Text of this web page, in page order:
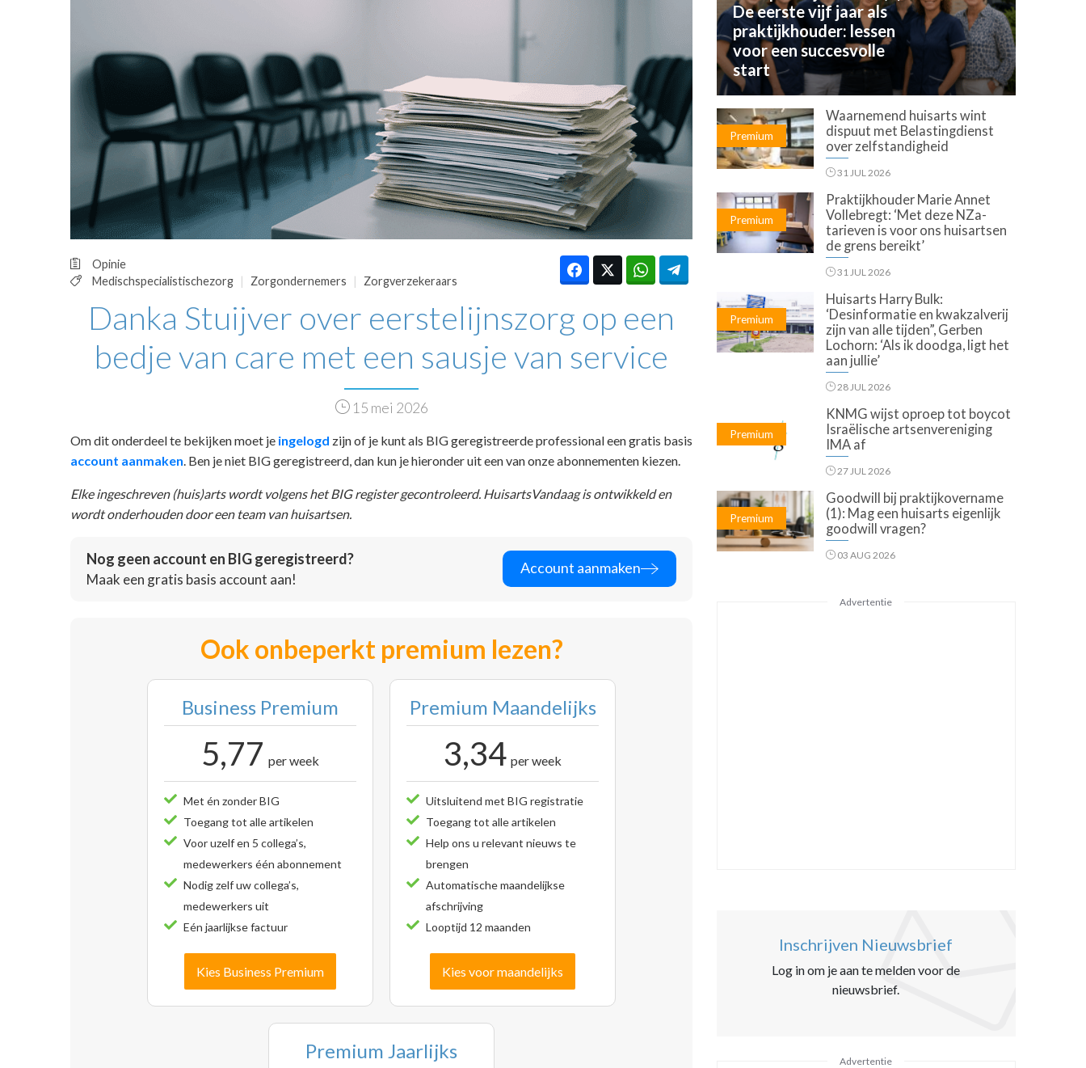
PRAKTIJKZAKEN
TARIEVEN
VPHUISARTSEN
MEDISCHE VAKHANDEL
INLOGGEN
REGISTRATIE
Opinie
Medischspecialistischezorg
Zorgondernemers Zorgverzekeraars
Danka Stuijver over eerstelijnszorg op een
bedje van care met een sausje van service
15 mei 2026
Om dit onderdeel te bekijken moet je ingelogd zijn of je kunt als BIG geregistreerde professional een gratis basis
account aanmaken . Ben je niet BIG geregistreerd, dan kun je hieronder uit een van onze abonnementen kiezen.
Elke ingeschreven (huis)arts wordt volgens het BIG register gecontroleerd. HuisartsVandaag is ontwikkeld en
wordt onderhouden door een team van huisartsen.
Nog geen account en BIG geregistreerd?
Maak een gratis basis account aan!
Account aanmaken
Ook onbeperkt premium lezen?
Business Premium
5,77 per week
Met én zonder BIG
Toegang tot alle artikelen
Voor uzelf en 5 collega’s,
medewerkers één abonnement
Nodig zelf uw collega’s,
medewerkers uit
Eén jaarlijkse factuur
Kies Business Premium
Premium Maandelijks
3,34 per week
Uitsluitend met BIG registratie
Toegang tot alle artikelen
Help ons u relevant nieuws te
brengen
Automatische maandelijkse
afschrijving
Looptijd 12 maanden
Kies voor maandelijks
Premium Jaarlijks
De eerste vijf jaar als
praktijkhouder: lessen
voor een succesvolle
start
Premium
Waarnemend huisarts wint
dispuut met Belastingdienst
over zelfstandigheid
31 JUL 2026
Premium
Praktijkhouder Marie Annet
Vollebregt: ‘Met deze NZa-
tarieven is voor ons huisartsen
de grens bereikt’
31 JUL 2026
Premium
Huisarts Harry Bulk:
‘Desinformatie en kwakzalverij
zijn van alle tijden”, Gerben
Lochorn: ‘Als ik doodga, ligt het
aan jullie’
28 JUL 2026
Premium
KNMG wijst oproep tot boycot
Israëlische artsenvereniging
IMA af
27 JUL 2026
Premium
Goodwill bij praktijkovername
(1): Mag een huisarts eigenlijk
goodwill vragen?
03 AUG 2026
Advertentie
Inschrijven Nieuwsbrief
Log in om je aan te melden voor de
nieuwsbrief.
Advertentie